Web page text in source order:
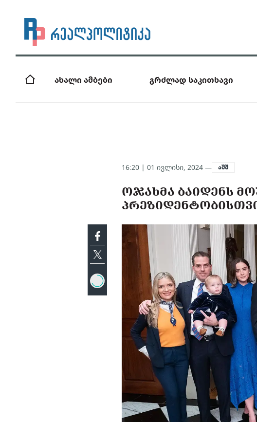
ახალი ამბები გრძლად საკითხავი
16:20 | 01 ივლისი, 2024 — აშშ
ᲝᲯᲐᲮᲛᲐ ᲑᲐᲘᲓᲔᲜᲡ